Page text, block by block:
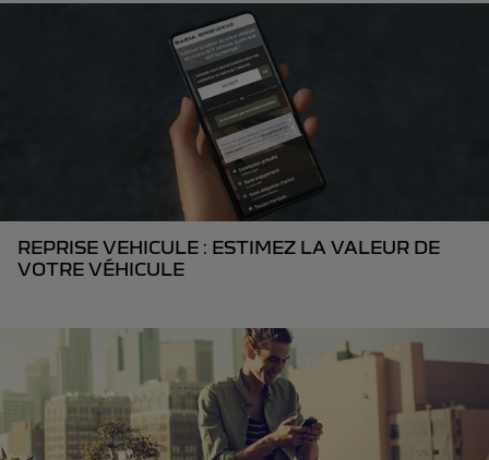
REPRISE VEHICULE : ESTIMEZ LA VALEUR DE
VOTRE VÉHICULE